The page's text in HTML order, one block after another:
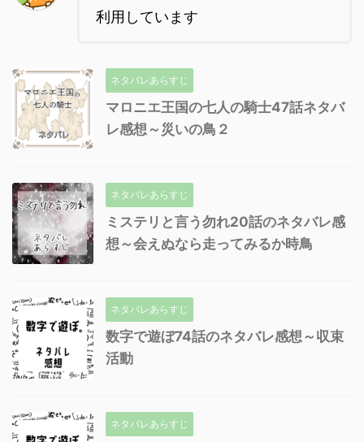
利用しています
ネタバレあらすじ
マロニエ王国の七人の騎士47話ネタバ
レ感想～災いの鳥２
ネタバレあらすじ
ミステリと言う勿れ20話のネタバレ感
想～会えぬなら走ってみるか時鳥
ネタバレあらすじ
数字で遊ぼ74話のネタバレ感想～収束
活動
ネタバレあらすじ